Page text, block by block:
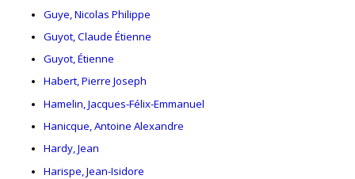
Guye, Nicolas Philippe
Guyot, Claude Étienne
Guyot, Étienne
Habert, Pierre Joseph
Hamelin, Jacques-Félix-Emmanuel
Hanicque, Antoine Alexandre
Hardy, Jean
Harispe, Jean-Isidore